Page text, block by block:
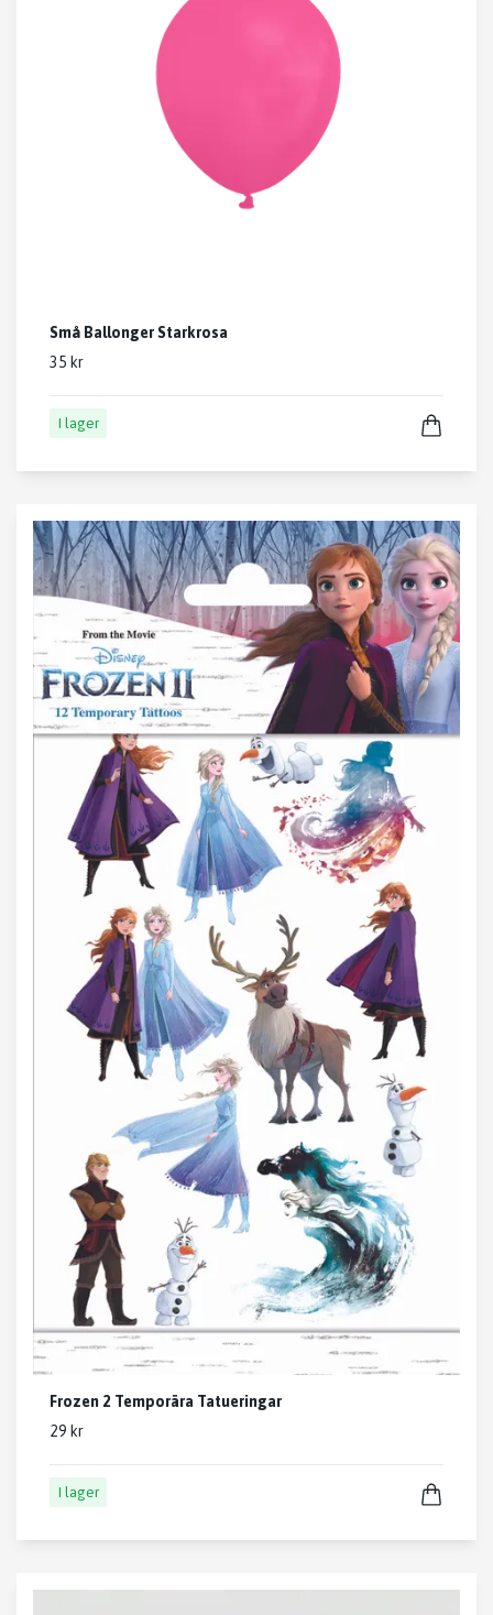
Små Ballonger Starkrosa
35 kr
I lager
Frozen 2 Temporära Tatueringar
29 kr
I lager